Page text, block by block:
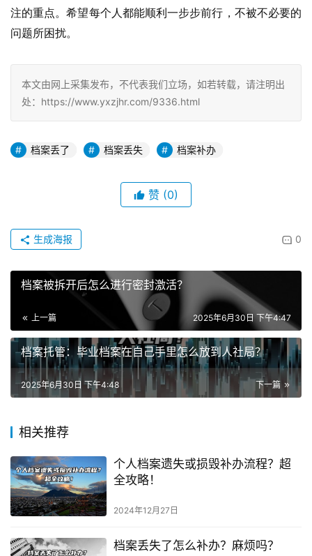
注的重点。希望每个人都能顺利一步步前行，不被不必要的
问题所困扰。
本文由网上采集发布，不代表我们立场，如若转载，请注明出
处：https://www.yxzjhr.com/9336.html
档案丢了 档案丢失 档案补办
赞 (0)
0
生成海报
档案被拆开后怎么进行密封激活？
上一篇 2025年6月30日 下午4:47
档案托管：毕业档案在自己手里怎么放到人社局？
下一篇
2025年6月30日 下午4:48
相关推荐
个人档案遗失或损毁补办流程？超
全攻略！
2024年12月27日
档案丢失了怎么补办？麻烦吗？